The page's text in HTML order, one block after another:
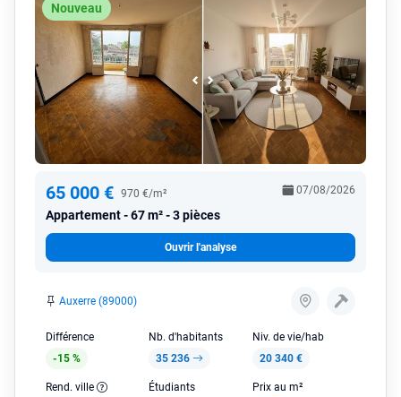
Nouveau
65 000 € 970 €/m²
Appartement 67 m² - 3 pièces
07/08/2026
Ouvrir l'analyse
Auxerre (89000)
Différence
-15 %
Nb. d'habitants
35 236
Niv. de vie/hab
20 340 €
Rend. ville
Étudiants
Prix au m²